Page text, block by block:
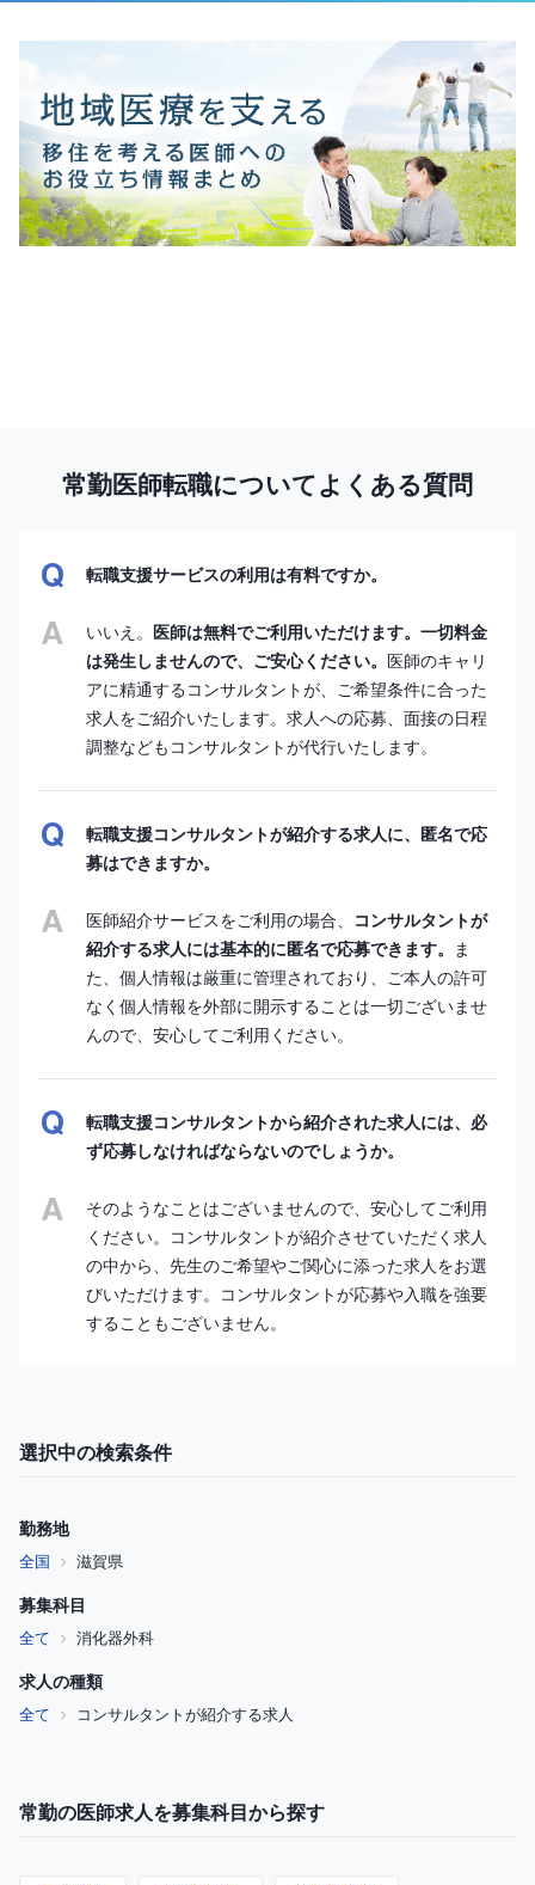
常勤医師転職についてよくある質問
転職支援サービスの利用は有料ですか。
いいえ。 医師は無料でご利用いただけます。一切料金
は発生しませんので、ご安心ください。 医師のキャリ
アに精通するコンサルタントが、ご希望条件に合った
求人をご紹介いたします。求人への応募、面接の日程
調整などもコンサルタントが代行いたします。
転職支援コンサルタントが紹介する求人に、匿名で応
募はできますか。
医師紹介サービスをご利用の場合、
コンサルタントが
紹介する求人には基本的に匿名で応募できます。 ま
た、個人情報は厳重に管理されており、ご本人の許可
なく個人情報を外部に開示することは一切ございませ
んので、安心してご利用ください。
転職支援コンサルタントから紹介された求人には、必
ず応募しなければならないのでしょうか。
そのようなことはございませんので、安心してご利用
ください。コンサルタントが紹介させていただく求人
の中から、先生のご希望やご関心に添った求人をお選
びいただけます。コンサルタントが応募や入職を強要
することもございません。
選択中の検索条件
勤務地
全国 滋賀県
募集科目
全て 消化器外科
求人の種類
全て コンサルタントが紹介する求人
常勤の医師求人を募集科目から探す